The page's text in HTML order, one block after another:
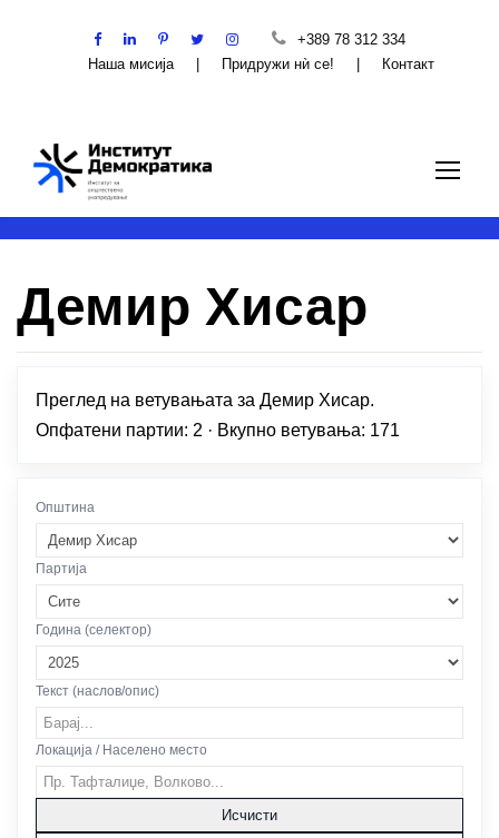
+389 78 312 334
Наша мисија
Придружи нѝ се! Контакт
Демир Хисар
Преглед на ветувањата за Демир Хисар.
Опфатени партии: 2 · Вкупно ветувања: 171
Општина
Партија
Година (селектор)
Текст (наслов/опис)
Локација / Населено место
Исчисти